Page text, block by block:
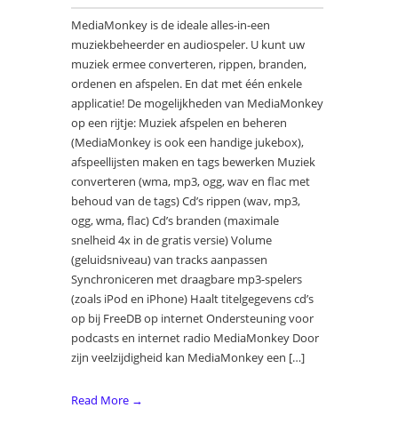
MediaMonkey is de ideale alles-in-een
muziekbeheerder en audiospeler. U kunt uw
muziek ermee converteren, rippen, branden,
ordenen en afspelen. En dat met één enkele
applicatie! De mogelijkheden van MediaMonkey
op een rijtje: Muziek afspelen en beheren
(MediaMonkey is ook een handige jukebox),
afspeellijsten maken en tags bewerken Muziek
converteren (wma, mp3, ogg, wav en flac met
behoud van de tags) Cd’s rippen (wav, mp3,
ogg, wma, flac) Cd’s branden (maximale
snelheid 4x in de gratis versie) Volume
(geluidsniveau) van tracks aanpassen
Synchroniceren met draagbare mp3-spelers
(zoals iPod en iPhone) Haalt titelgegevens cd’s
op bij FreeDB op internet Ondersteuning voor
podcasts en internet radio MediaMonkey Door
zijn veelzijdigheid kan MediaMonkey een […]
Read More →